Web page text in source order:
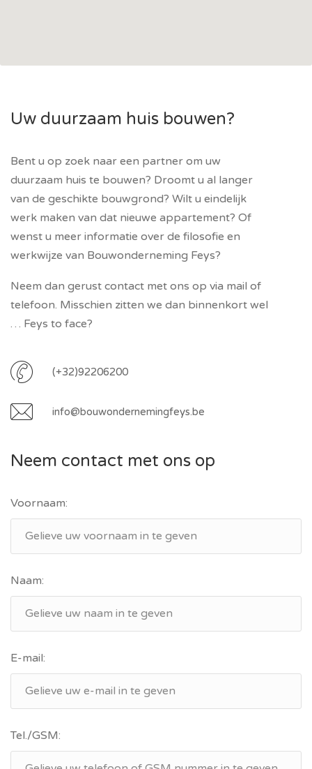
Uw duurzaam huis bouwen?
Bent u op zoek naar een partner om uw
duurzaam huis te bouwen? Droomt u al langer
van de geschikte bouwgrond? Wilt u eindelijk
werk maken van dat nieuwe appartement? Of
wenst u meer informatie over de filosofie en
werkwijze van Bouwonderneming Feys?
Neem dan gerust contact met ons op via mail of
telefoon. Misschien zitten we dan binnenkort wel
… Feys to face?
(+32)92206200
info@bouwondernemingfeys.be
Neem contact met ons op
Voornaam:
Naam:
E-mail:
Tel./GSM: